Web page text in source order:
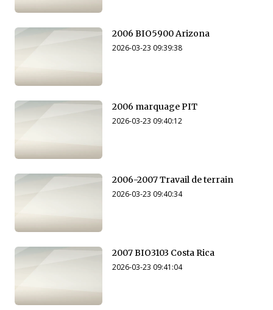
2006 BIO5900 Arizona
2026-03-23 09:39:38
2006 marquage PIT
2026-03-23 09:40:12
2006-2007 Travail de terrain
2026-03-23 09:40:34
2007 BIO3103 Costa Rica
2026-03-23 09:41:04